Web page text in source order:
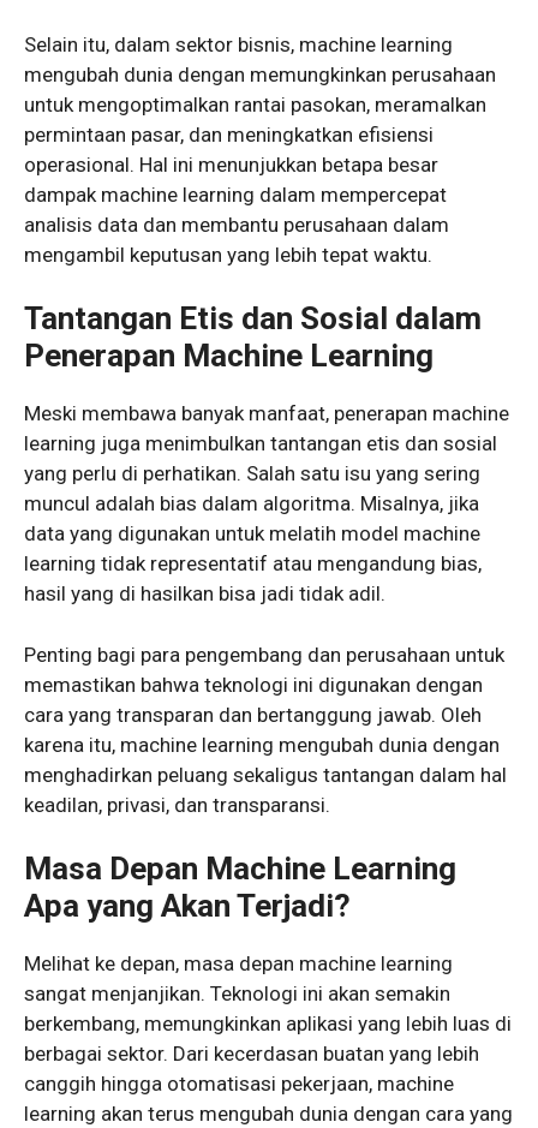
Selain itu, dalam sektor bisnis, machine learning
mengubah dunia dengan memungkinkan perusahaan
untuk mengoptimalkan rantai pasokan, meramalkan
permintaan pasar, dan meningkatkan efisiensi
operasional. Hal ini menunjukkan betapa besar
dampak machine learning dalam mempercepat
analisis data dan membantu perusahaan dalam
mengambil keputusan yang lebih tepat waktu.
Tantangan Etis dan Sosial dalam
Penerapan Machine Learning
Meski membawa banyak manfaat, penerapan machine
learning juga menimbulkan tantangan etis dan sosial
yang perlu di perhatikan. Salah satu isu yang sering
muncul adalah bias dalam algoritma. Misalnya, jika
data yang digunakan untuk melatih model machine
learning tidak representatif atau mengandung bias,
hasil yang di hasilkan bisa jadi tidak adil.
Penting bagi para pengembang dan perusahaan untuk
memastikan bahwa teknologi ini digunakan dengan
cara yang transparan dan bertanggung jawab. Oleh
karena itu, machine learning mengubah dunia dengan
menghadirkan peluang sekaligus tantangan dalam hal
keadilan, privasi, dan transparansi.
Masa Depan Machine Learning
Apa yang Akan Terjadi?
Melihat ke depan, masa depan machine learning
sangat menjanjikan. Teknologi ini akan semakin
berkembang, memungkinkan aplikasi yang lebih luas di
berbagai sektor. Dari kecerdasan buatan yang lebih
canggih hingga otomatisasi pekerjaan, machine
learning akan terus mengubah dunia dengan cara yang